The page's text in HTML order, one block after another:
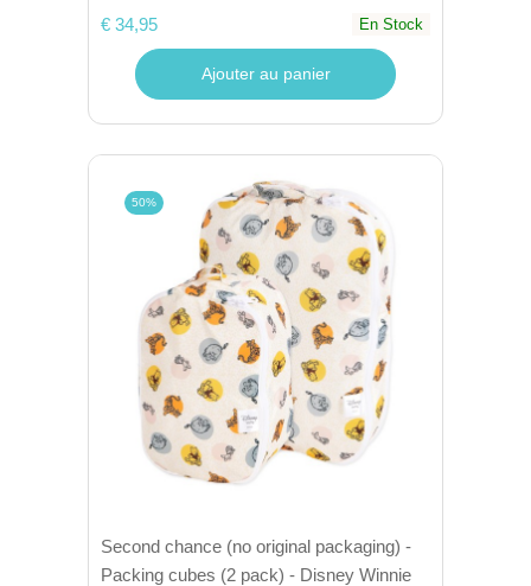
€ 34,95
En Stock
Ajouter au panier
50%
Second chance (no original packaging) -
Packing cubes (2 pack) - Disney Winnie